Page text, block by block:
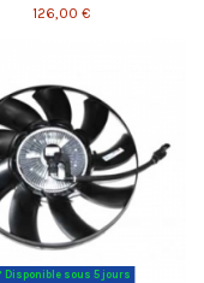
126,00 €
Disponible sous 5 jours